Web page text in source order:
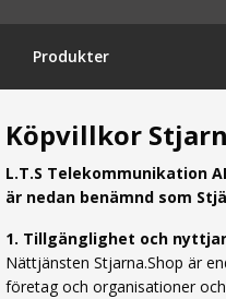
Produkter
Köpvillkor
L.T.S Telekommunikation
är nedan benämnd som
1. Tillgänglighet och
Nättjänsten Stjarna.Shop är
företag och organisationer